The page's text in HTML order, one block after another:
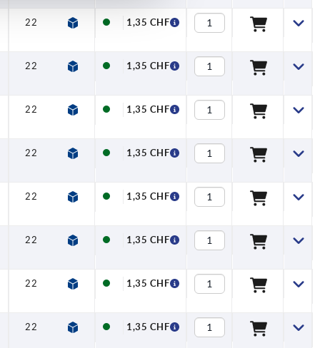
22 8 1,35 CHF
22 8 1,35 CHF
22 8 1,35 CHF
22 8 1,35 CHF
22 8 1,35 CHF
22 8 1,35 CHF
22 8 1,35 CHF
22 8 1,35 CHF